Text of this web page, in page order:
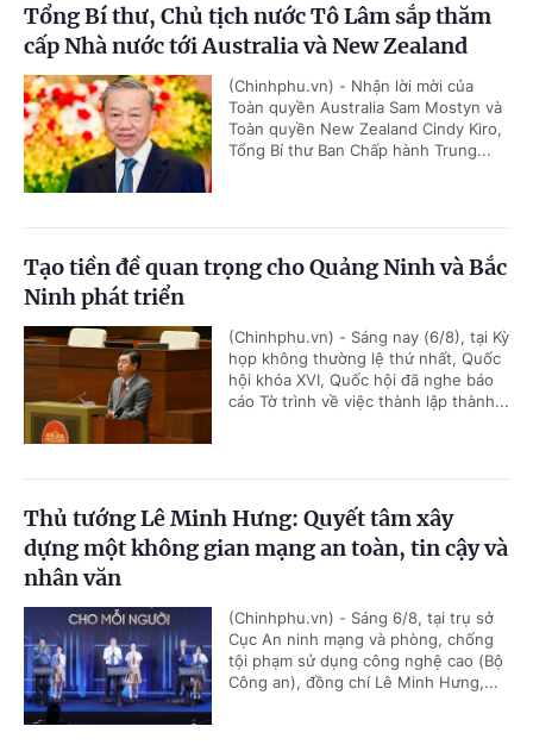
Tổng Bí thư, Chủ tịch nước Tô Lâm sắp thăm
cấp Nhà nước tới Australia và New Zealand
(Chinhphu.vn) - Nhận lời mời của
Toàn quyền Australia Sam Mostyn và
Toàn quyền New Zealand Cindy Kiro,
Tổng Bí thư Ban Chấp hành Trung...
Tạo tiền đề quan trọng cho Quảng Ninh và Bắc
Ninh phát triển
(Chinhphu.vn) - Sáng nay (6/8), tại Kỳ
họp không thường lệ thứ nhất, Quốc
hội khóa XVI, Quốc hội đã nghe báo
cáo Tờ trình về việc thành lập thành...
Thủ tướng Lê Minh Hưng: Quyết tâm xây
dựng một không gian mạng an toàn, tin cậy và
nhân văn
(Chinhphu.vn) - Sáng 6/8, tại trụ sở
Cục An ninh mạng và phòng, chống
tội phạm sử dụng công nghệ cao (Bộ
Công an), đồng chí Lê Minh Hưng,...